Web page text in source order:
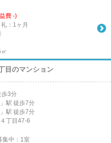
費 -)
：1ヶ月
目のマンション
歩3分
」駅 徒歩7分
」駅 徒歩7分
４丁目47-6
中： 1室